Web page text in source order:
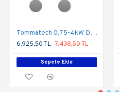
Tommatech 0,75-4kW DC/AC Hazır Sulama Kutusu
6.925,50 TL 7.438,50 TL
Sepete Ekle